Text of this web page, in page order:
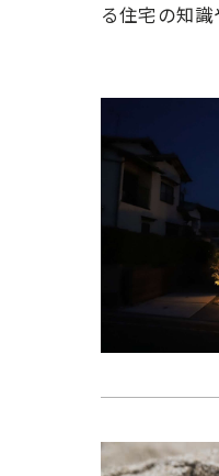
る住宅の知